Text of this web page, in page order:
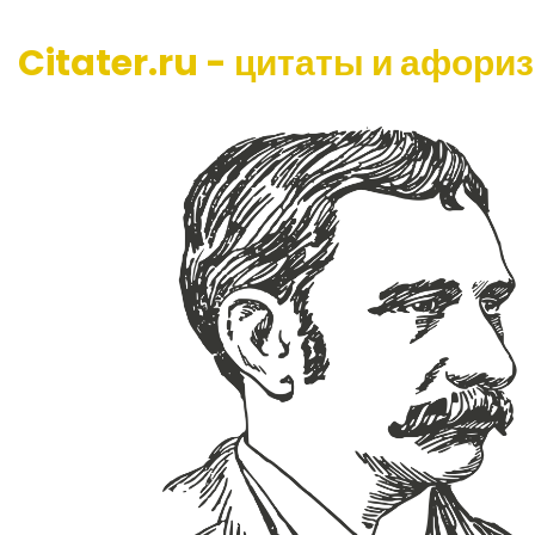
Citater.ru - цитаты и